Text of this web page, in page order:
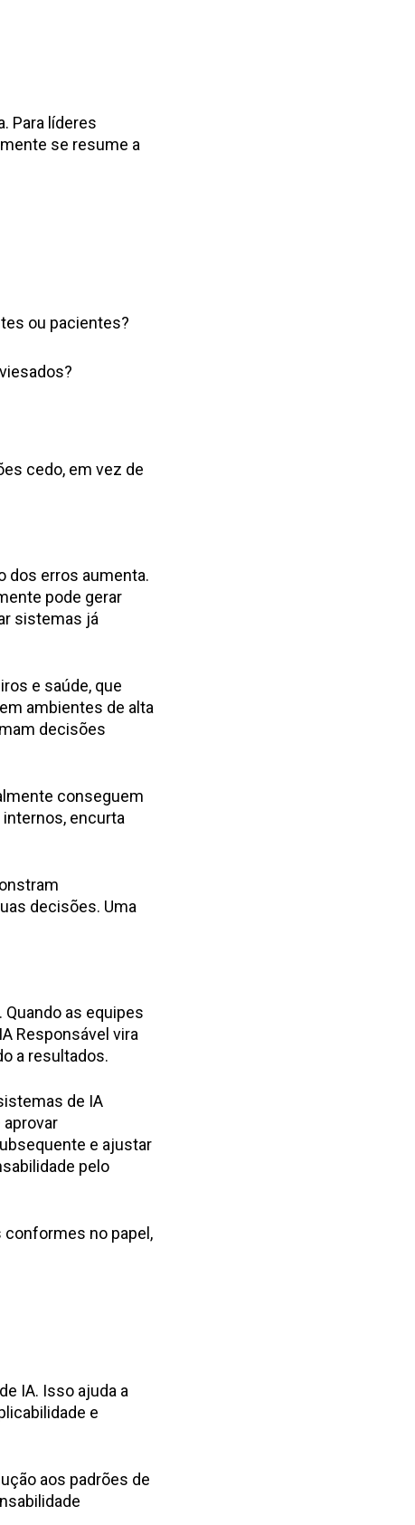
Para líderes
se resume a
ou pacientes?
cedo, em vez de
dos erros aumenta.
pode gerar
sistemas já
e saúde, que
ambientes de alta
decisões
conseguem
encurta
decisões. Uma
as equipes
Responsável vira
a resultados.
de IA
e ajustar
pelo
conformes no papel,
IA. Isso ajuda a
e
aos padrões de